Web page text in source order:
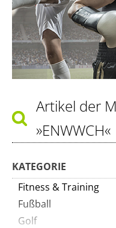
Artikel der
»ENWWCH«
KATEGORIE
Fitness & Training
Fußball
Golf